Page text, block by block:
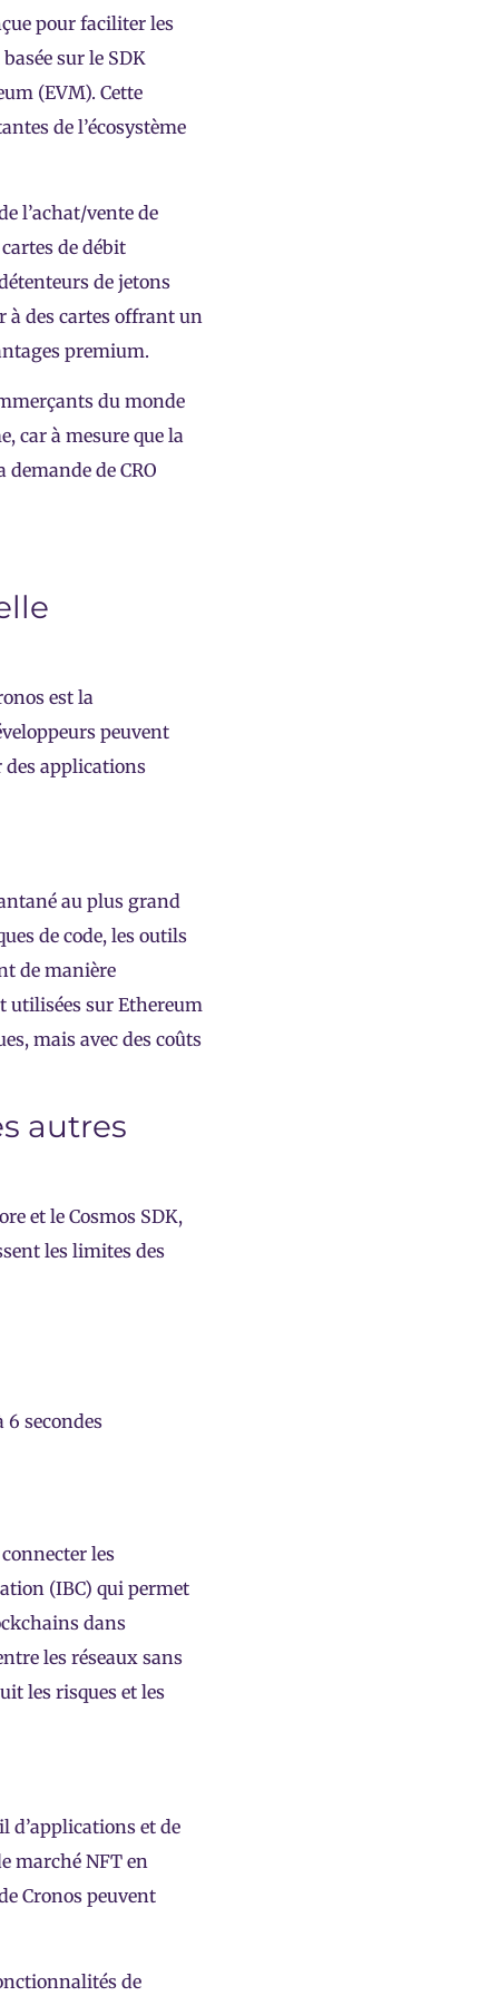
pour faciliter les
sur le SDK
(EVM). Cette
de l’écosystème
l’achat/vente de
de débit
de jetons
à des cartes offrant un
premium.
du monde
car à mesure que la
de CRO
est la
peuvent
des applications
au plus grand
de code, les outils
de manière
utilisées sur Ethereum
mais avec des coûts
autres
et le Cosmos SDK,
les limites des
secondes
les
(IBC) qui permet
dans
les réseaux sans
les risques et les
d’applications et de
marché NFT en
Cronos peuvent
de